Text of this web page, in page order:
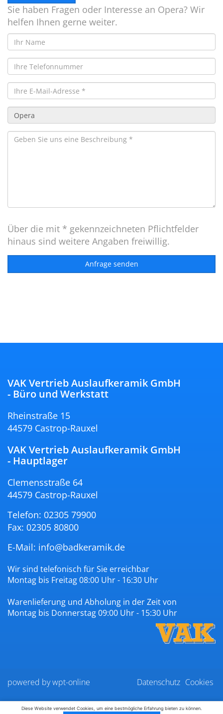
Sie haben Fragen oder Interesse an Opera? Wir
helfen Ihnen gerne weiter.
Über die mit * gekennzeichneten Pflichtfelder
hinaus sind weitere Angaben freiwillig.
VAK Vertrieb Auslaufkeramik GmbH
- Büro und Werkstatt
Rheinstraße 15
44579 Castrop-Rauxel
VAK Vertrieb Auslaufkeramik GmbH
- Hauptlager
Clemensstraße 64
44579 Castrop-Rauxel
Telefon: 02305 79900
Fax: 02305 80800
E-Mail: info@badkeramik.de
Wir sind telefonisch für Sie erreichbar
Montag bis Freitag 08:00 Uhr - 16:30 Uhr
Warenlieferung und Abholung in der Zeit von
Montag bis Donnerstag 09:00 Uhr - 15:30 Uhr
powered by wpt-online Cookies
Datenschutz
Diese Website verwendet Cookies, um eine bestmögliche Erfahrung bieten zu können.